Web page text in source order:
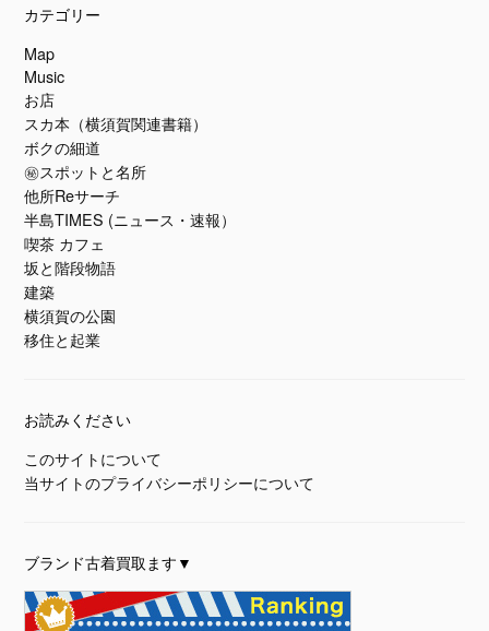
カテゴリー
Map
Music
お店
スカ本（横須賀関連書籍）
ボクの細道
㊙スポットと名所
他所Reサーチ
半島TIMES (ニュース・速報）
喫茶 カフェ
坂と階段物語
建築
横須賀の公園
移住と起業
お読みください
このサイトについて
当サイトのプライバシーポリシーについて
ブランド古着買取ます▼